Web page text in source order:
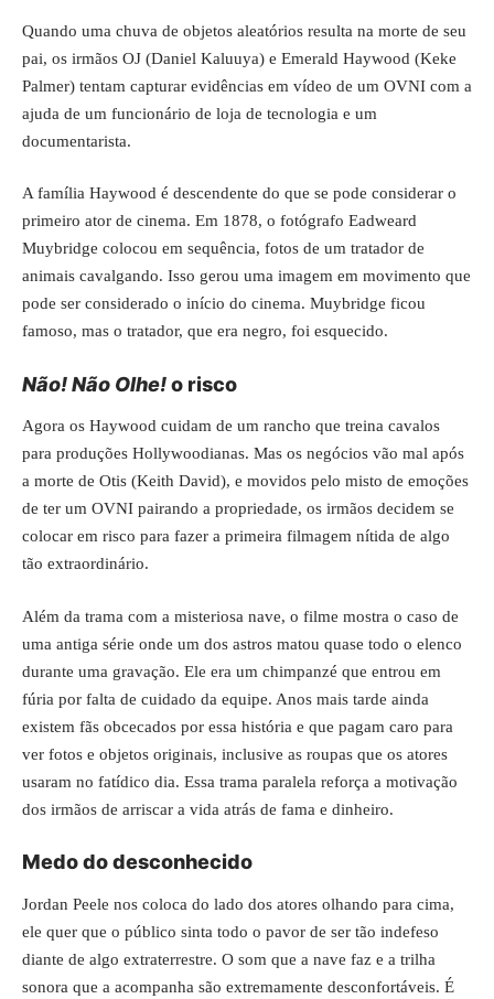
Quando uma chuva de objetos aleatórios resulta na morte de seu
pai, os irmãos OJ (Daniel Kaluuya) e Emerald Haywood (Keke
Palmer) tentam capturar evidências em vídeo de um OVNI com a
ajuda de um funcionário de loja de tecnologia e um
documentarista.
A família Haywood é descendente do que se pode considerar o
primeiro ator de cinema. Em 1878, o fotógrafo Eadweard
Muybridge colocou em sequência, fotos de um tratador de
animais cavalgando. Isso gerou uma imagem em movimento que
pode ser considerado o início do cinema. Muybridge ficou
famoso, mas o tratador, que era negro, foi esquecido.
Não! Não Olhe!o risco
Agora os Haywood cuidam de um rancho que treina cavalos
para produções Hollywoodianas. Mas os negócios vão mal após
a morte de Otis (Keith David), e movidos pelo misto de emoções
de ter um OVNI pairando a propriedade, os irmãos decidem se
colocar em risco para fazer a primeira filmagem nítida de algo
tão extraordinário.
Além da trama com a misteriosa nave, o filme mostra o caso de
uma antiga série onde um dos astros matou quase todo o elenco
durante uma gravação. Ele era um chimpanzé que entrou em
fúria por falta de cuidado da equipe. Anos mais tarde ainda
existem fãs obcecados por essa história e que pagam caro para
ver fotos e objetos originais, inclusive as roupas que os atores
usaram no fatídico dia. Essa trama paralela reforça a motivação
dos irmãos de arriscar a vida atrás de fama e dinheiro.
Medo do desconhecido
Jordan Peele nos coloca do lado dos atores olhando para cima,
ele quer que o público sinta todo o pavor de ser tão indefeso
diante de algo extraterrestre. O som que a nave faz e a trilha
sonora que a acompanha são extremamente desconfortáveis. É